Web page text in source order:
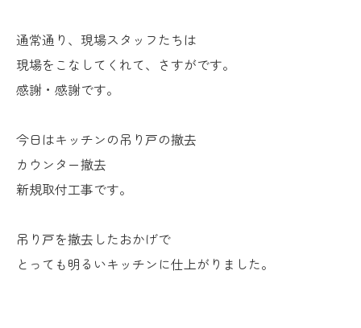
通常通り、現場スタッフたちは
現場をこなしてくれて、さすがです。
感謝・感謝です。
今日はキッチンの吊り戸の撤去
カウンター撤去
新規取付工事です。
吊り戸を撤去したおかげで
とっても明るいキッチンに仕上がりました。